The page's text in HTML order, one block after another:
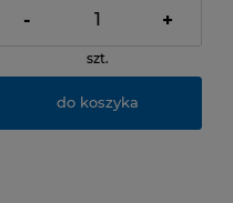
- +
szt.
do koszyka